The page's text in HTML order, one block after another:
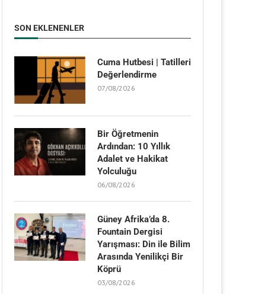
SON EKLENENLER
Cuma Hutbesi | Tatilleri
Değerlendirme
07/08/2026
Bir Öğretmenin
Ardından: 10 Yıllık
Adalet ve Hakikat
Yolculuğu
06/08/2026
Güney Afrika’da 8.
Fountain Dergisi
Yarışması: Din ile Bilim
Arasında Yenilikçi Bir
Köprü
03/08/2026